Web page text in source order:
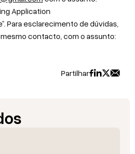
Application
Para esclarecimento de dúvidas,
contacto, com o assunto:
PartilharAHD R